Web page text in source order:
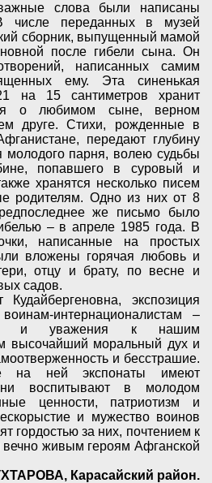
слова были написаны
числе переданных в музей
сборник, выпущенный мамой
после гибели сына. Он
написанных самим
ему. Эта синенькая
на 15 сантиметров хранит
о любимом сыне, верном
друге. Стихи, рожденные в
передают глубину
молодого парня, волею судьбы
попавшего в суровый и
хранятся несколько писем
родителям. Одно из них от 8
же письмо было
– в апреле 1985 года. В
написанные на простых
вложены горячая любовь и
отцу и брату, по весне и
садов.
Кудайбергеновна, экспозиция
интернационалистам –
и уважения к нашим
высочайший моральный дух и
и бесстрашие.
на ней экспонаты имеют
воспитывают в молодом
ценности, патриотизм и
и мужество воинов
гордостью за них, почтением к
живым героям Афганской
Карасайский район.